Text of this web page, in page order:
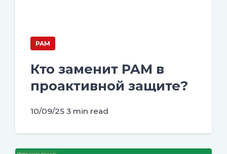
PAM
Кто заменит PAM в
проактивной защите?
10/09/25 3 min read